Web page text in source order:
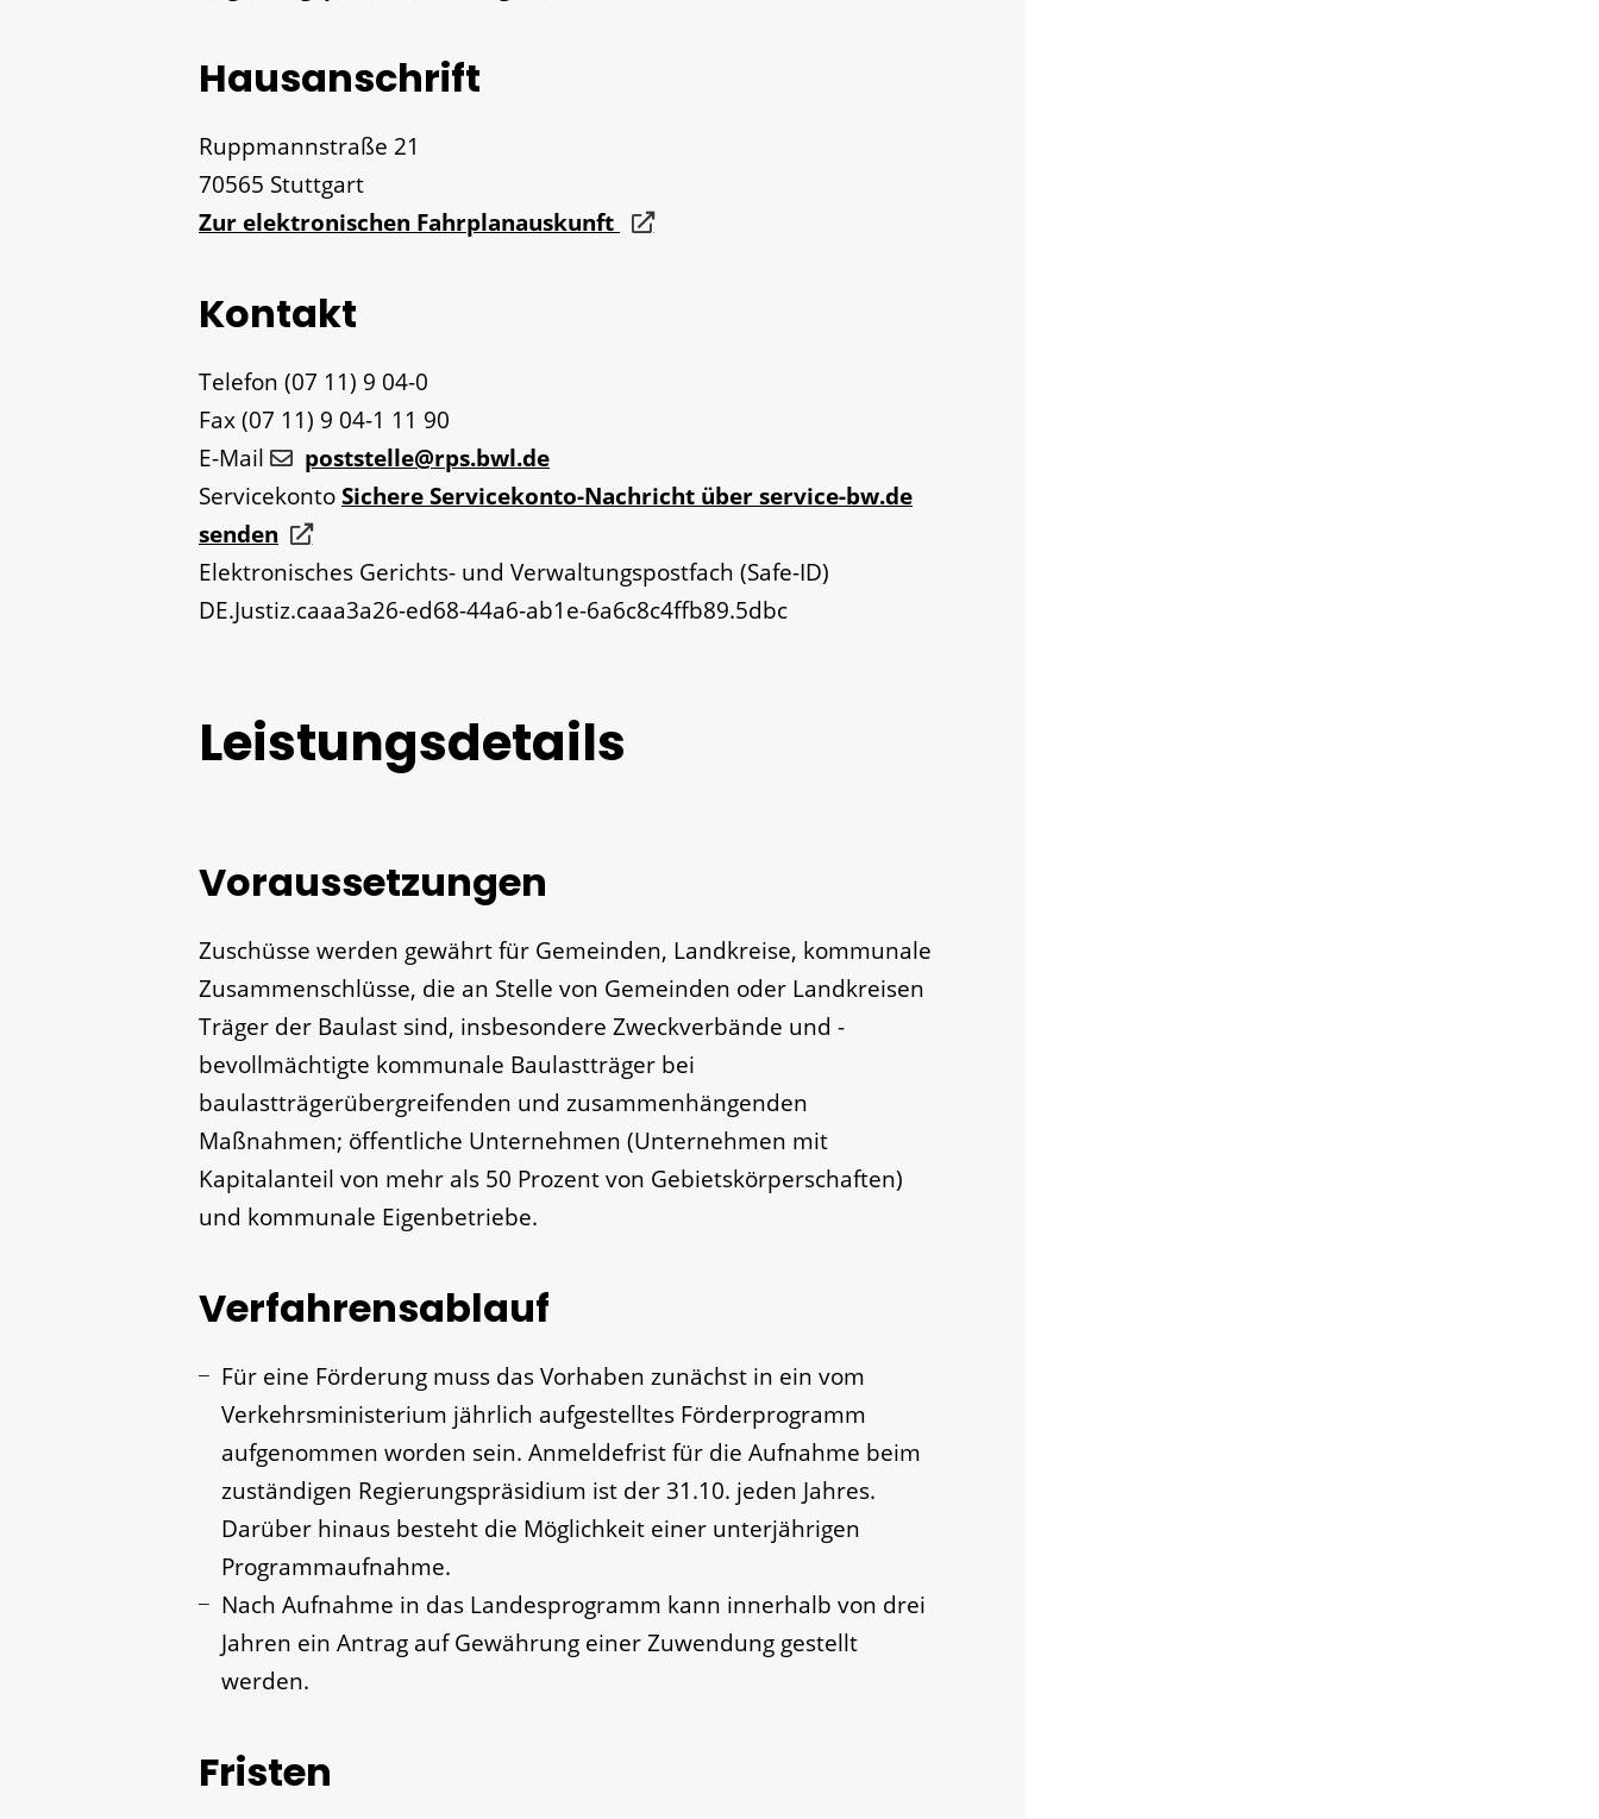
Hausanschrift
Ruppmannstraße 21
70565 Stuttgart
Zur elektronischen Fahrplanauskunft
Kontakt
Telefon (07 11) 9 04-0
Fax(07 11) 9 04-1 11 90
E-Mail
poststelle@rps.bwl.de
ServicekontoSichere Servicekonto-Nachricht über service-bw.de
senden
Elektronisches Gerichts- und Verwaltungspostfach (Safe-ID)
DE.Justiz.caaa3a26-ed68-44a6-ab1e-6a6c8c4ffb89.5dbc
Leistungsdetails
Voraussetzungen
Zuschüsse werden gewährt für Gemeinden, Landkreise, kommunale
Zusammenschlüsse, die an Stelle von Gemeinden oder Landkreisen
Träger der Baulast sind, insbesondere Zweckverbände und -
bevollmächtigte kommunale Baulastträger bei
baulastträgerübergreifenden und zusammenhängenden
Maßnahmen; öffentliche Unternehmen (Unternehmen mit
Kapitalanteil von mehr als 50 Prozent von Gebietskörperschaften)
und kommunale Eigenbetriebe.
Verfahrensablauf
Für eine Förderung muss das Vorhaben zunächst in ein vom
Verkehrsministerium jährlich aufgestelltes Förderprogramm
aufgenommen worden sein. Anmeldefrist für die Aufnahme beim
zuständigen Regierungspräsidium ist der 31.10. jeden Jahres.
Darüber hinaus besteht die Möglichkeit einer unterjährigen
Programmaufnahme.
Nach Aufnahme in das Landesprogramm kann innerhalb von drei
Jahren ein Antrag auf Gewährung einer Zuwendung gestellt
werden.
Fristen